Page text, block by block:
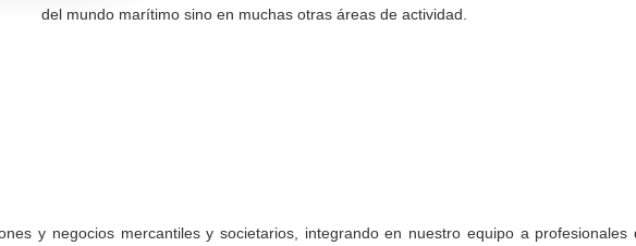
del mundo marítimo sino en muchas otras áreas de actividad.
y negocios mercantiles y societarios, integrando en nuestro equipo a